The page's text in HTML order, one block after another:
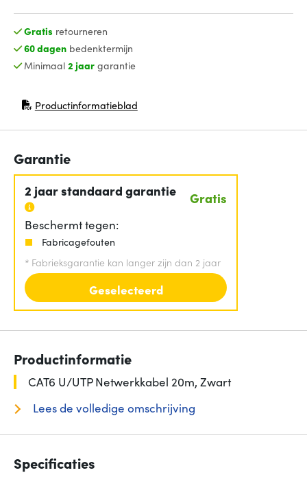
Gratis retourneren
60 dagenbedenktermijn
Minimaal 2 jaargarantie
Productinformatieblad
(opent in nieuw venster)
Garantie
2 jaar standaard garantie Gratis
Beschermt tegen:
Fabricagefouten
* Fabrieksgarantie kan langer zijn dan 2 jaar
Geselecteerd
Productinformatie
CAT6 U/UTP Netwerkkabel 20m, Zwart
Lees de volledige omschrijving
Specificaties